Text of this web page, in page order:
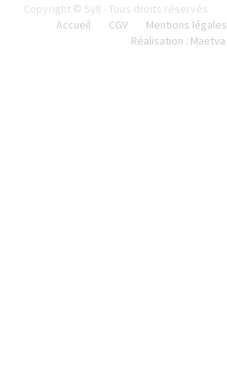
Copyright © Syll - Tous droits réservés
Accueil
CGV Mentions légales
Réalisation : Maetva